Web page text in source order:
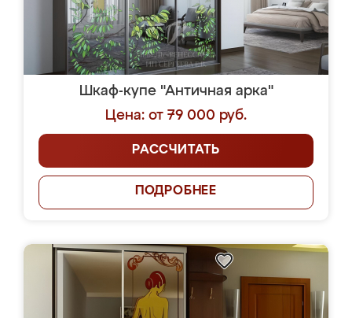
Шкаф-купе "Античная арка"
Цена: от 79 000 руб.
РАССЧИТАТЬ
ПОДРОБНЕЕ